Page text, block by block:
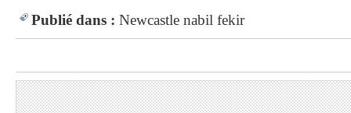
Publié dans : Newcastle nabil fekir